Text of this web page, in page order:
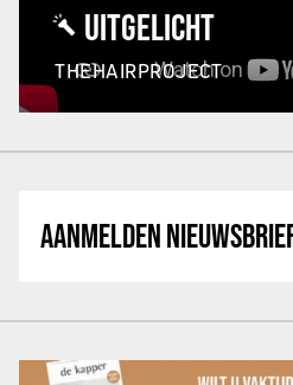
UITGELICHT
THEHAIRPROJECT
AANMELDEN